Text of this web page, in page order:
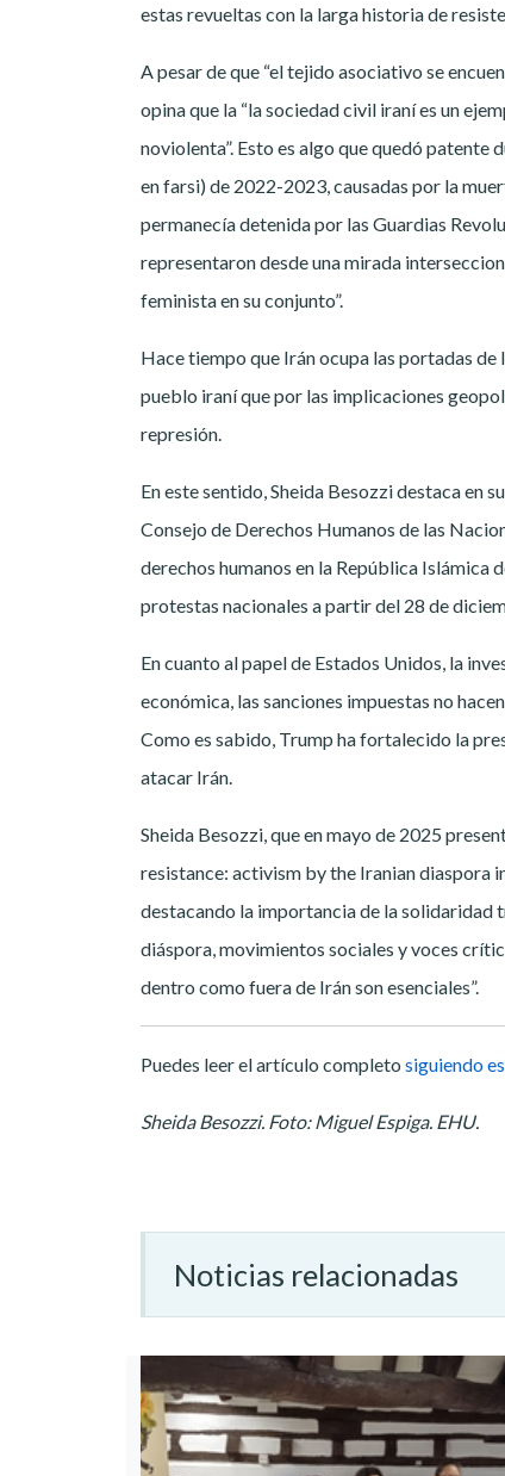
estas revueltas con la larga historia de
A pesar de que “el tejido asociativo se
opina que la “la sociedad civil iraní es un
noviolenta”. Esto es algo que quedó patente
en farsi) de 2022-2023, causadas por la
permanecía detenida por las Guardias
representaron desde una mirada
feminista en su conjunto”.
Hace tiempo que Irán ocupa las portadas
pueblo iraní que por las implicaciones
represión.
En este sentido, Sheida Besozzi destaca en
Consejo de Derechos Humanos de las
derechos humanos en la República Islámica
protestas nacionales a partir del 28 de
En cuanto al papel de Estados Unidos, la
económica, las sanciones impuestas no
Como es sabido, Trump ha fortalecido la
atacar Irán.
Sheida Besozzi, que en mayo de 2025
resistance: activism by the Iranian diaspora
destacando la importancia de la solidaridad
diáspora, movimientos sociales y voces
dentro como fuera de Irán son esenciales”.
Puedes leer el artículo completo siguiendo
Sheida Besozzi. Foto: Miguel Espiga. EHU.
Noticias relacionadas